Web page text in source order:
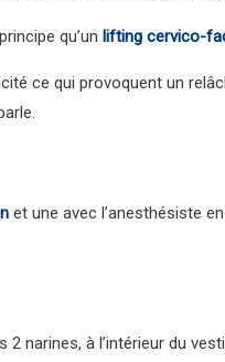
qu’un lifting cervico-
ce qui provoquent un
et une avec l’anesthésiste
narines, à l’intérieur du